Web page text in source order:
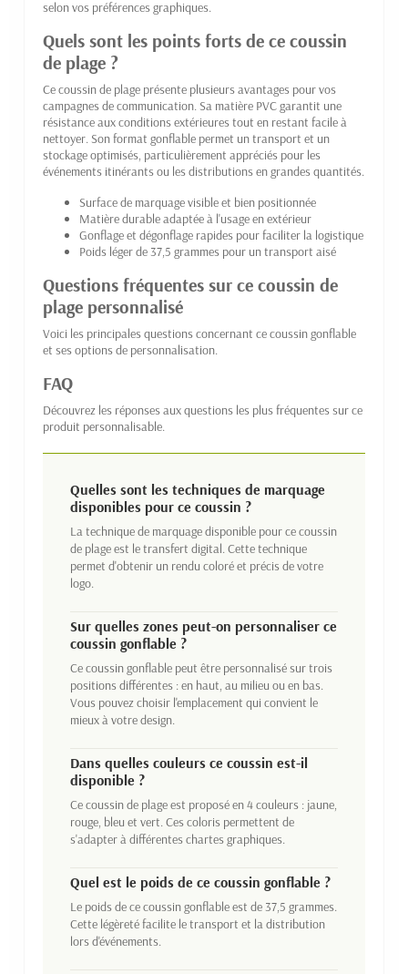
selon vos préférences graphiques.
Quels sont les points forts de ce coussin
de plage ?
Ce coussin de plage présente plusieurs avantages pour vos
campagnes de communication. Sa matière PVC garantit une
résistance aux conditions extérieures tout en restant facile à
nettoyer. Son format gonflable permet un transport et un
stockage optimisés, particulièrement appréciés pour les
événements itinérants ou les distributions en grandes quantités.
Surface de marquage visible et bien positionnée
Matière durable adaptée à l'usage en extérieur
Gonflage et dégonflage rapides pour faciliter la logistique
Poids léger de 37,5 grammes pour un transport aisé
Questions fréquentes sur ce coussin de
plage personnalisé
Voici les principales questions concernant ce coussin gonflable
et ses options de personnalisation.
FAQ
Découvrez les réponses aux questions les plus fréquentes sur ce
produit personnalisable.
Quelles sont les techniques de marquage
disponibles pour ce coussin ?
La technique de marquage disponible pour ce coussin
de plage est le transfert digital. Cette technique
permet d'obtenir un rendu coloré et précis de votre
logo.
Sur quelles zones peut-on personnaliser ce
coussin gonflable ?
Ce coussin gonflable peut être personnalisé sur trois
positions différentes : en haut, au milieu ou en bas.
Vous pouvez choisir l'emplacement qui convient le
mieux à votre design.
Dans quelles couleurs ce coussin est-il
disponible ?
Ce coussin de plage est proposé en 4 couleurs : jaune,
rouge, bleu et vert. Ces coloris permettent de
s'adapter à différentes chartes graphiques.
Quel est le poids de ce coussin gonflable ?
Le poids de ce coussin gonflable est de 37,5 grammes.
Cette légèreté facilite le transport et la distribution
lors d'événements.